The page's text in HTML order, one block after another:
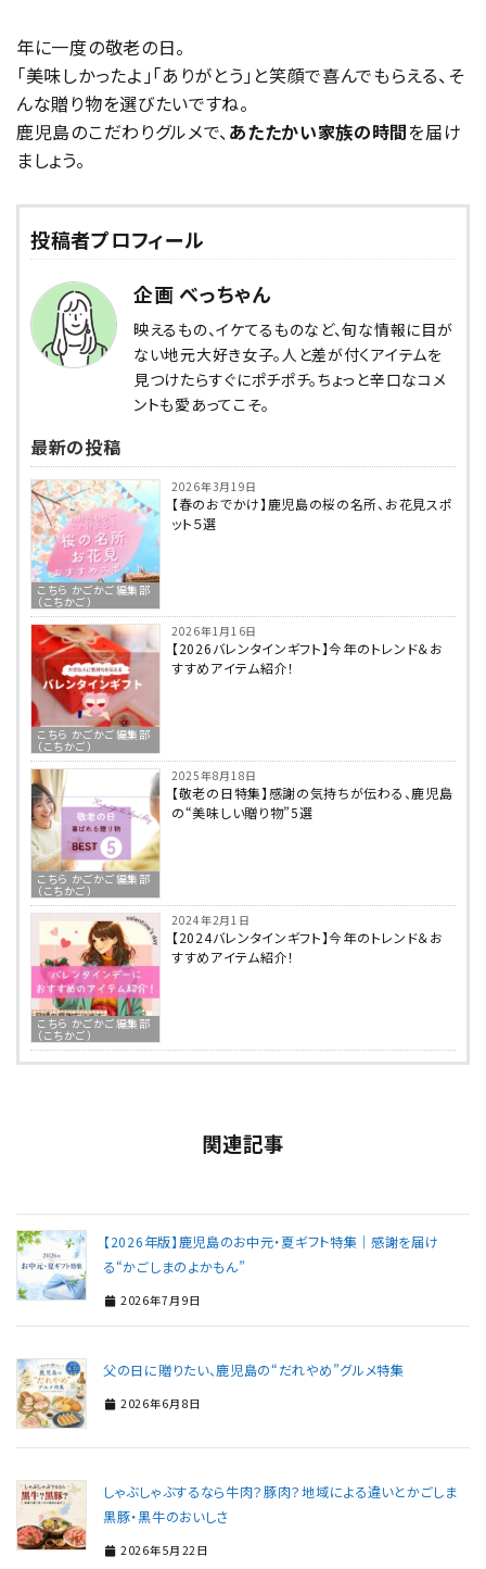
年に一度の敬老の日。
「美味しかったよ」「ありがとう」と笑顔で喜んでもらえる、そ
んな贈り物を選びたいですね。
鹿児島のこだわりグルメで、あたたかい家族の時間を届け
ましょう。
投稿者プロフィール
企画 べっちゃん
映えるもの、イケてるものなど、旬な情報に目が
ない地元大好き女子。人と差が付くアイテムを
見つけたらすぐにポチポチ。ちょっと辛口なコメ
ントも愛あってこそ。
最新の投稿
こちら かごかご編集部
（こちかご）
2026年3月19日
【春のおでかけ】鹿児島の桜の名所、お花見スポ
ット５選
こちら かごかご編集部
（こちかご）
2026年1月16日
【2026バレンタインギフト】今年のトレンド＆お
すすめアイテム紹介！
こちら かごかご編集部
（こちかご）
2025年8月18日
【敬老の日特集】感謝の気持ちが伝わる、鹿児島
の“美味しい贈り物”5選
こちら かごかご編集部
（こちかご）
2024年2月1日
【2024バレンタインギフト】今年のトレンド＆お
すすめアイテム紹介！
関連記事
【2026年版】鹿児島のお中元・夏ギフト特集｜感謝を届け
る“かごしまのよかもん”
2026年7月9日
父の日に贈りたい、鹿児島の“だれやめ”グルメ特集
2026年6月8日
しゃぶしゃぶするなら牛肉？豚肉？地域による違いとかごしま
黒豚・黒牛のおいしさ
2026年5月22日